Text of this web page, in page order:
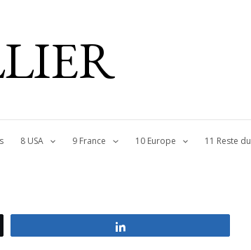
8 USA 9 France 10 Europe 11 Reste